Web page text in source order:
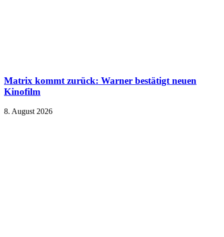
Matrix kommt zurück: Warner bestätigt neuen
Kinofilm
8. August 2026